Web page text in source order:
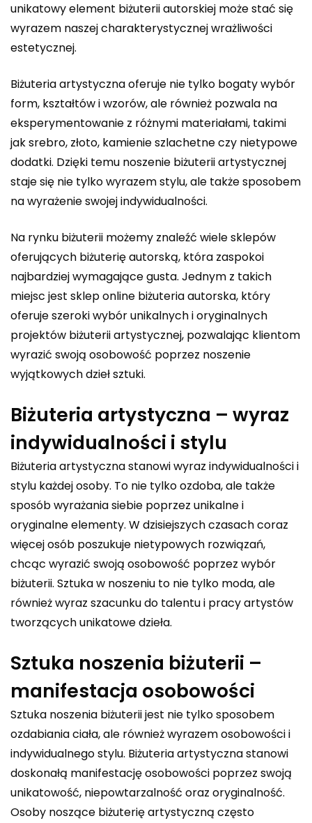
unikatowy element biżuterii autorskiej może stać się
wyrazem naszej charakterystycznej wrażliwości
estetycznej.
Biżuteria artystyczna oferuje nie tylko bogaty wybór
form, kształtów i wzorów, ale również pozwala na
eksperymentowanie z różnymi materiałami, takimi
jak srebro, złoto, kamienie szlachetne czy nietypowe
dodatki. Dzięki temu noszenie biżuterii artystycznej
staje się nie tylko wyrazem stylu, ale także sposobem
na wyrażenie swojej indywidualności.
Na rynku biżuterii możemy znaleźć wiele sklepów
oferujących biżuterię autorską, która zaspokoi
najbardziej wymagające gusta. Jednym z takich
miejsc jest sklep online biżuteria autorska, który
oferuje szeroki wybór unikalnych i oryginalnych
projektów biżuterii artystycznej, pozwalając klientom
wyrazić swoją osobowość poprzez noszenie
wyjątkowych dzieł sztuki.
Biżuteria artystyczna – wyraz
indywidualności i stylu
Biżuteria artystyczna stanowi wyraz indywidualności i
stylu każdej osoby. To nie tylko ozdoba, ale także
sposób wyrażania siebie poprzez unikalne i
oryginalne elementy. W dzisiejszych czasach coraz
więcej osób poszukuje nietypowych rozwiązań,
chcąc wyrazić swoją osobowość poprzez wybór
biżuterii. Sztuka w noszeniu to nie tylko moda, ale
również wyraz szacunku do talentu i pracy artystów
tworzących unikatowe dzieła.
Sztuka noszenia biżuterii –
manifestacja osobowości
Sztuka noszenia biżuterii jest nie tylko sposobem
ozdabiania ciała, ale również wyrazem osobowości i
indywidualnego stylu. Biżuteria artystyczna stanowi
doskonałą manifestację osobowości poprzez swoją
unikatowość, niepowtarzalność oraz oryginalność.
Osoby noszące biżuterię artystyczną często